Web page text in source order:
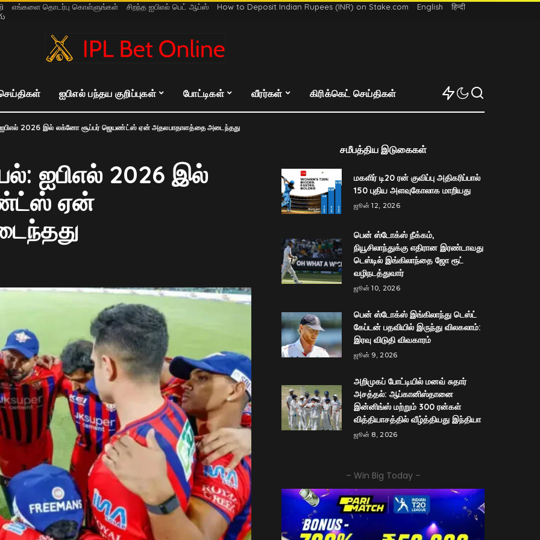
எங்களை தொடர்பு கொள்ளுங்கள் சிறந்த ஐபிஎல் பெட் ஆப்ஸ் How to Deposit Indian Rupees (INR) on Stake.com English
हिन्दी
ஐபிஎல் பந்தய குறிப்புகள் போட்டிகள் வீரர்கள் கிரிக்கெட் செய்திகள்
ஐபிஎல் 2026 இல் லக்னோ சூப்பர் ஜெயண்ட்ஸ் ஏன் அதலபாதாளத்தை அடைந்தது
ஐபிஎல் 2026 இல்
ஏன்
சமீபத்திய இடுகைகள்
மகளிர் டி20 ரன் குவிப்பு அதிகரிப்பால்
150 புதிய அளவுகோலாக மாறியது
ஜூன் 12, 2026
பென் ஸ்டோக்ஸ் நீக்கம்,
நியூசிலாந்துக்கு எதிரான இரண்டாவது
டெஸ்டில் இங்கிலாந்தை ஜோ ரூட்
வழிநடத்துவார்
ஜூன் 10, 2026
பென் ஸ்டோக்ஸ் இங்கிலாந்து டெஸ்ட்
கேப்டன் பதவியில் இருந்து விலகலாம்:
இரவு விடுதி விவகாரம்
ஜூன் 9, 2026
அறிமுகப் போட்டியில் மனவ் சுதார்
அசத்தல்: ஆப்கானிஸ்தானை
இன்னிங்ஸ் மற்றும் 300 ரன்கள்
வித்தியாசத்தில் வீழ்த்தியது இந்தியா
ஜூன் 8, 2026
– Win Big Today –